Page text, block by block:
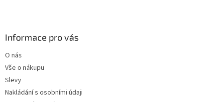
Informace pro vás
O nás
Vše o nákupu
Slevy
Nakládání s osobními údaji